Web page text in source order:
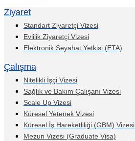
Ziyaret
Standart Ziyaretçi Vizesi
Evlilik Ziyaretçi Vizesi
Elektronik Seyahat Yetkisi (ETA)
Çalışma
Nitelikli İşçi Vizesi
Sağlık ve Bakım Çalışanı Vizesi
Scale Up Vizesi
Küresel Yetenek Vizesi
Küresel İş Hareketliliği (GBM) Vizesi
Mezun Vizesi (Graduate Visa)